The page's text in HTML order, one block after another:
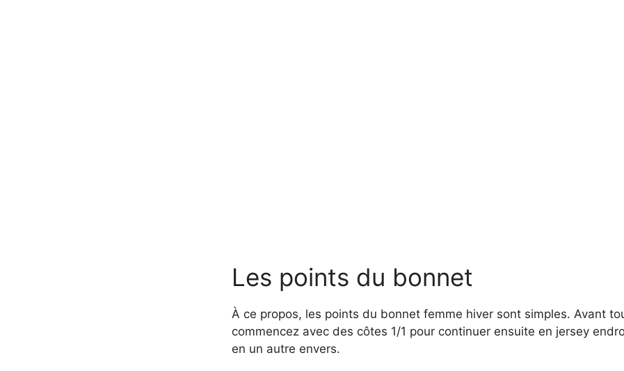
Les points du bonnet
À ce propos, les points du bonnet femme hiver sont simples. Avant
commencez avec des côtes 1/1 pour continuer ensuite en jersey
en un autre envers.